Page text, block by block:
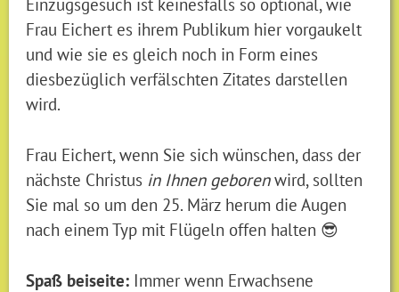
Frau Eichert es ihrem Publikum hier vorgaukelt
und wie sie es gleich noch in Form eines
diesbezüglich verfälschten Zitates darstellen
wird.
Frau Eichert, wenn Sie sich wünschen, dass der
nächste Christus in Ihnen geborenwird, sollten
Sie mal so um den 25. März herum die Augen
nach einem Typ mit Flügeln offen halten 😎
Spaß beiseite: Immer wenn Erwachsene